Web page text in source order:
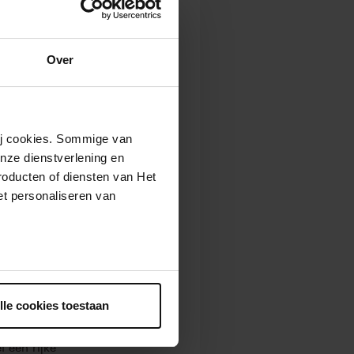
Over
cookies. Sommige van
dienstverlening en
of diensten van Het
personaliseren van
cookies toestaan
vanwege
heeft een
best bezochte
bezoekers.
een rijke